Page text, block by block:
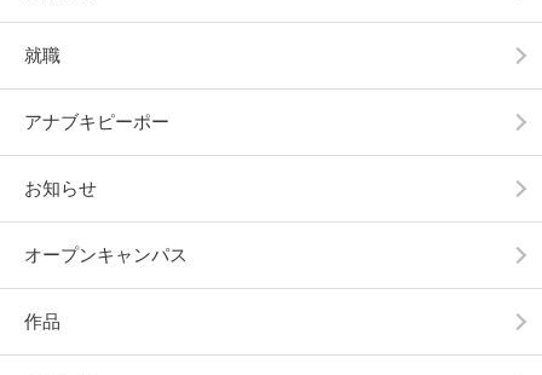
就職
アナブキピーポー
お知らせ
オープンキャンパス
作品